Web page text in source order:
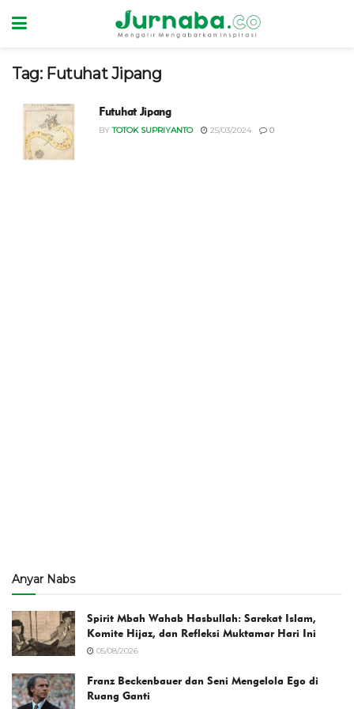
Tag: Futuhat Jipang
Futuhat Jipang
BY TOTOK SUPRIYANTO 25/03/2024 0
Anyar Nabs
Spirit Mbah Wahab Hasbullah: Sarekat Islam,
Komite Hijaz, dan Refleksi Muktamar Hari Ini
05/08/2026
Franz Beckenbauer dan Seni Mengelola Ego di
Ruang Ganti